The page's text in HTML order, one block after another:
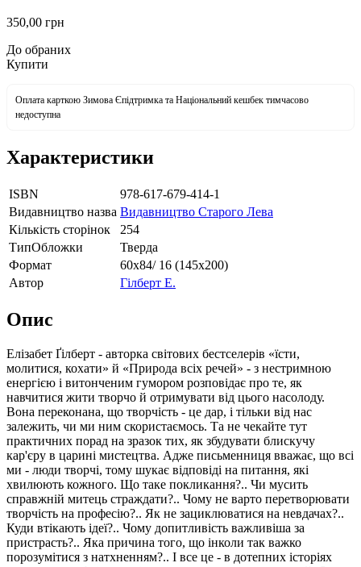
350,00 грн
До обраних
Купити
Оплата карткою Зимова Єпідтримка та Національний кешбек тимчасово
недоступна
Характеристики
ISBN
978-617-679-414-1
Видавництво назва Видавництво Старого Лева
Кількість сторінок
254
ТипОбложки
Тверда
Формат
60х84/ 16 (145х200)
Автор
Гілберт Е.
Опис
Елізабет Ґілберт - авторка світових бестселерів «їсти,
молитися, кохати» й «Природа всіх речей» - з нестримною
енергією і витонченим гумором розповідає про те, як
навчитися жити творчо й отримувати від цього насолоду.
Вона переконана, що творчість - це дар, і тільки від нас
залежить, чи ми ним скористаємось. Та не чекайте тут
практичних порад на зразок тих, як збудувати блискучу
кар'єру в царині мистецтва. Адже письменниця вважає, що всі
ми - люди творчі, тому шукає відповіді на питання, які
хвилюють кожного. Що таке покликання?.. Чи мусить
справжній митець страждати?.. Чому не варто перетворювати
творчість на професію?.. Як не зациклюватися на невдачах?..
Куди втікають ідеї?.. Чому допитливість важливіша за
пристрасть?.. Яка причина того, що інколи так важко
порозумітися з натхненням?.. І все це - в дотепних історіях